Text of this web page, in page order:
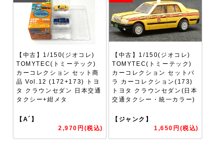
【中古】1/150(ジオコレ)
TOMYTEC(トミーテック)
カーコレクション セット商
品 Vol.12 (172+173) トヨ
タ クラウンセダン 日本交通
タクシー+紺メタ
【A´】
2,970円(税込)
【中古】1/150(ジオコレ)
TOMYTEC(トミーテック)
カーコレクション セットバ
ラ カーコレクション(173)
トヨタ クラウンセダン(日本
交通タクシー・統一カラー)
【ジャンク】
1,650円(税込)